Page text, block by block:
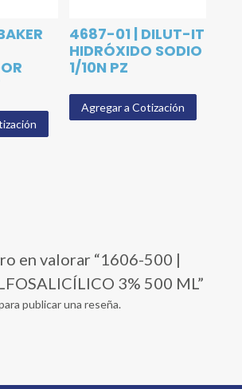
4687-01 | DILUT-IT
HIDRÓXIDO SODIO
1/10N PZ
Agregar a Cotización
en valorar “1606-500 |
3% 500 ML”
publicar una reseña.